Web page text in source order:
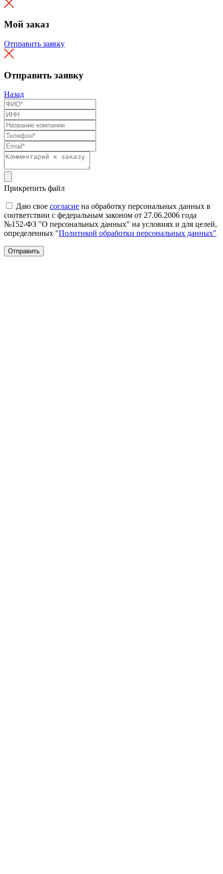
Мой заказ
Отправить заявку
Отправить заявку
Назад
Прикрепить файл
Даю свое согласие на обработку персональных данных в
соответствии с федеральным законом от 27.06.2006 года
№152-ФЗ "О персональных данных" на условиях и для целей,
определенных "Политикой обработки персональных данных"
Отправить